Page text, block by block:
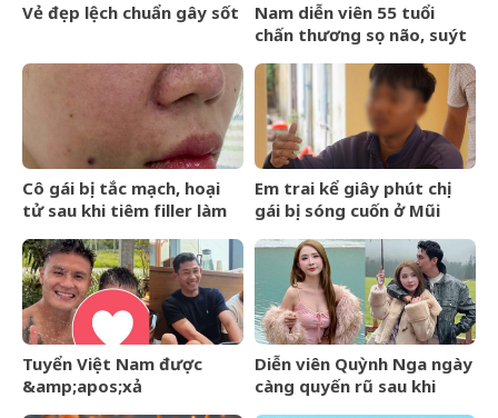
Vẻ đẹp lệch chuẩn gây sốt
Nam diễn viên 55 tuổi
chấn thương sọ não, suýt
Cô gái bị tắc mạch, hoại
tử sau khi tiêm filler làm
Em trai kể giây phút chị
gái bị sóng cuốn ở Mũi
biết kêu các chị bình tĩnh,
thả lỏng người để
nổi&amp;apos;
Tuyển Việt Nam được
&amp;apos;xả
Diễn viên Quỳnh Nga ngày
càng quyến rũ sau khi